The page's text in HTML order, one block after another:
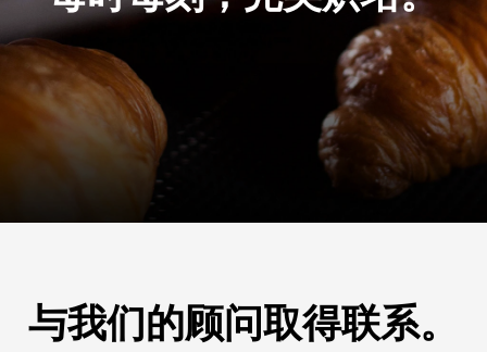
与我们的顾问取得联系。